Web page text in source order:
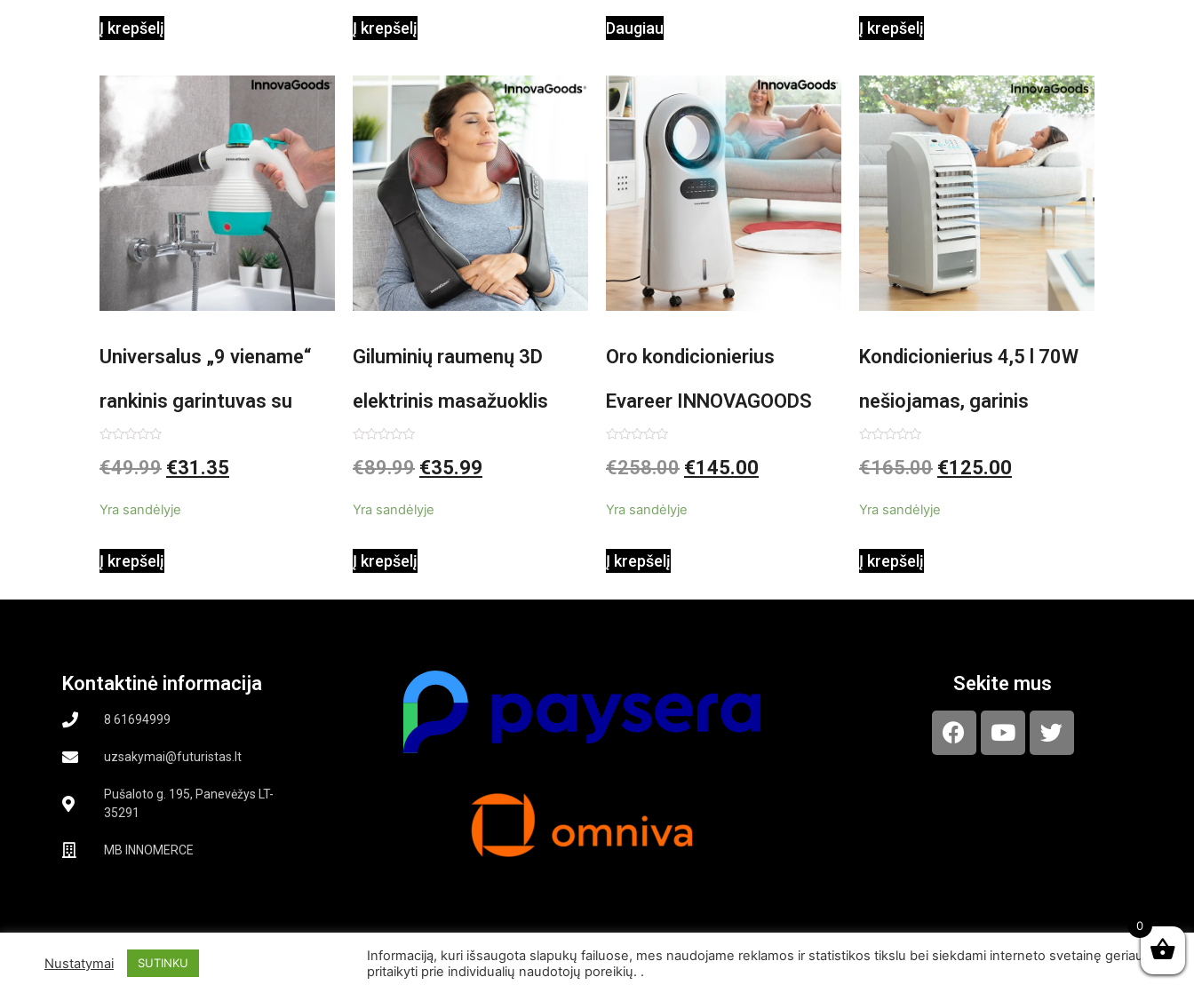
Į krepšelį Į krepšelį Daugiau Į krepšelį
Universalus „9 viename“
rankinis garintuvas su
priedais Steany
0
iš
€49.99 €31.35
Yra sandėlyje
Į krepšelį
Giluminių raumenų 3D
elektrinis masažuoklis
InnovaGoods Shiatsu
0
iš
€89.99 €35.99
Yra sandėlyje
Į krepšelį
Oro kondicionierius
Evareer INNOVAGOODS
90W mobilus, garinamasis,
0
iš
€258.00 €145.00
Yra sandėlyje
Į krepšelį
Kondicionierius 4,5 l 70W
nešiojamas, garinis
0
iš
€165.00 €125.00
Yra sandėlyje
Į krepšelį
Kontaktinė informacija
8 61694999
uzsakymai@futuristas.lt
Pušaloto g. 195, Panevėžys LT-
35291
MB INNOMERCE
Sekite mus
© Visos teisės saugomos 2026
Nustatymai SUTINKU
Informaciją, kuri išsaugota slapukų failuose, mes naudojame reklamos ir statistikos tikslu bei siekdami interneto svetainę geriau
pritaikyti prie individualių naudotojų poreikių. .
0